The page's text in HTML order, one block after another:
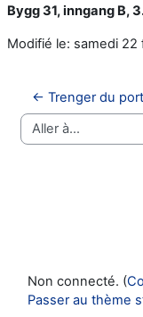
Bygg 31, inngang B,
Modifié le: samedi 22
← Trenger du
Aller à…
Non connecté. (
Passer au thème